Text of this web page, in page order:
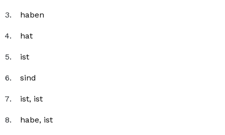
haben
hat
ist
sind
ist, ist
habe, ist